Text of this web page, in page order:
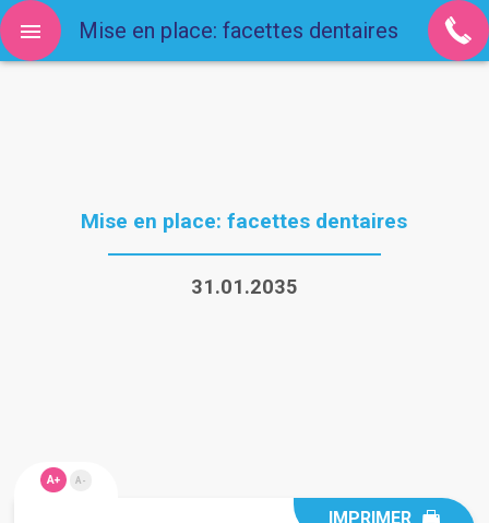
Mise en place: facettes dentaires
31.01.2035
A+ A-
IMPRIMER
Mise en place: facettes dentaires